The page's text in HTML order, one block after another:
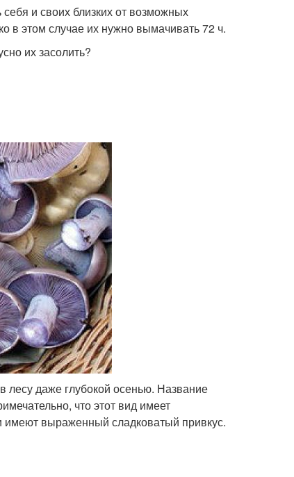
и своих близких от возможных
в этом случае их нужно вымачивать 72 ч.
их засолить?
даже глубокой осенью. Название
что этот вид имеет
выраженный сладковатый привкус.